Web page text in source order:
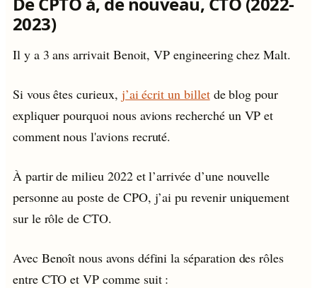
2023)
Il y a 3 ans arrivait Benoit, VP engineering chez Malt.
Si vous êtes curieux, j’ai écrit un billetde blog pour
expliquer pourquoi nous avions recherché un VP et
comment nous l'avions recruté.
À partir de milieu 2022 et l’arrivée d’une nouvelle
personne au poste de CPO, j’ai pu revenir uniquement
sur le rôle de CTO.
Avec Benoît nous avons défini la séparation des rôles
entre CTO et VP comme suit :